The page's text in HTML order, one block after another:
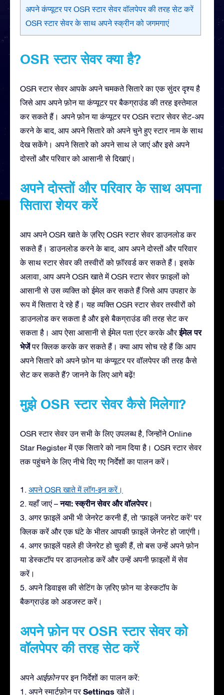
अपने कंप्यूटर पर OSR स्टार सेवर वॉलपेपर की तरह सेट करें
OSR स्टार सेवर के साथ अपने स्क्रीन को जगमगाएं
OSR स्टार सेवर क्या है?
OSR स्टार सेवर आपके अपने चमकते सितारे का एक सुंदर दृश्य है
जिसे आप अपने फ़ोन या कंप्यूटर पर बैकग्राउंड की तरह इस्तेमाल
कर सकते हैं। अपने फ़ोन या कंप्यूटर पर OSR स्टार सेवर सेट-अप
करने के बाद, आप अपने सितारे को अपने चुने हुए स्टार नाम के साथ
देख सकेंगे। अपने सितारे को अपने साथ ले जाएं और इसे अपने
दोस्तों और परिवार को आसानी से दिखाएं।
अपने दोस्तों और परिवार के साथ अपना
सितारा शेयर करें
आप अपने OSR खाते के ज़रिए OSR स्टार सेवर डाउनलोड कर
सकते हैं। डाउनलोड करने के बाद, आप अपने दोस्तों और परिवार
के साथ स्टार सेवर की तस्वीरों को फ़ॉरवर्ड कर सकते हैं। इसके
अलावा, आप अपने OSR खाते में OSR स्टार सेवर फ़ाइलों को
आसानी से उस व्यक्ति को ईमेल कर सकते हैं जिसे आप उपहार के
रूप में सितारा दे रहे हैं। यह व्यक्ति OSR स्टार सेवर तस्वीरों को
डाउनलोड कर सकता है और इसे बैकग्राउंड की तरह सेट कर
सकता है। आप ऐसा आसानी से ईमेल पता एंटर करके औरईमेल पर
भेजेंपर क्लिक करके कर सकते हैं। क्या आप सोच रहे हैं कि आप
अपने सितारे को अपने फ़ोन या कंप्यूटर पर वॉलपेपर की तरह कैसे
सेट कर सकते हैं? जानने के लिए आगे बढ़ें!
मुझे OSR स्टार सेवर कैसे मिलेगा?
OSR स्टार सेवर उन सभी के लिए उपलब्ध है, जिन्होंने Online
Star Register में एक सितारे को नाम दिया है। OSR स्टार सेवर
तक पहुंचने के लिए नीचे दिए गए निर्देशों का पालन करें।
1. अपने OSR खाते में लॉग-इन करें।
2. यहाँ जाएं –नया: स्क्रीन सेवर और वॉलपेपर।
3. अगर फ़ाइलें अभी भी जेनरेट करनी हैं, तो ‘फ़ाइलें जनरेट करें’ पर
क्लिक करें और एक घंटे के भीतर आपकी फ़ाइलें जेनरेट हो जाएंगी।
4. अगर फ़ाइलें पहले ही जेनरेट हो चुकी हैं, तो बस उन्हें अपने फ़ोन
या डेस्कटॉप पर डाउनलोड करें और उन्हें अपनी फ़ाइलों में सेव
करें।
5. अपने डिवाइस की सेटिंग के ज़रिए फ़ोन या डेस्कटॉप के
बैकग्राउंड को अडजस्ट करें।
अपने फ़ोन पर OSR स्टार सेवर को
वॉलपेपर की तरह सेट करें
अपने आईफ़ोनपर इन निर्देशों का पालन करें:
1. अपने स्मार्टफ़ोन परSettings खोलें।